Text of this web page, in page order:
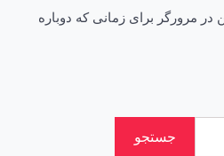
در مرورگر برای زمانی که دوباره